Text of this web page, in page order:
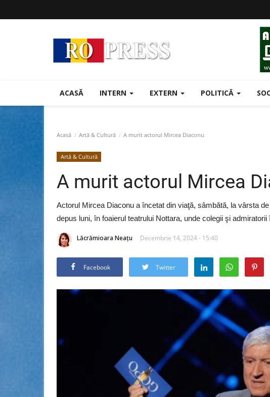
ACASĂ INTERN EXTERN POLITICĂ
Acasă Artă & Cultură A murit actorul Mircea Diaconu
Artă & Cultură
A murit actorul Mircea
Actorul Mircea Diaconu a încetat din viaţă, sâmbătă, la vârsta
depus luni, în foaierul teatrului Nottara, unde colegii şi
Lăcrămioara Neațu Decembrie 14, 2024 - 15:40
Facebook Twitter